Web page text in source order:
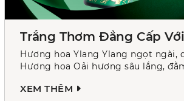
Trắng Thơm Đẳng Cấp
Hoa Pháp
Hương hoa Ylang Ylang ngọt ngài,
Hương hoa Oải hương sâu lắng,
XEM THÊM